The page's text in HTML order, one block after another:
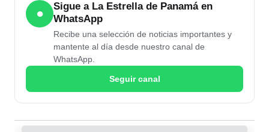
●
Sigue a La Estrella de Panamá en
WhatsApp
Recibe una selección de noticias importantes y
mantente al día desde nuestro canal de
WhatsApp.
Seguir canal